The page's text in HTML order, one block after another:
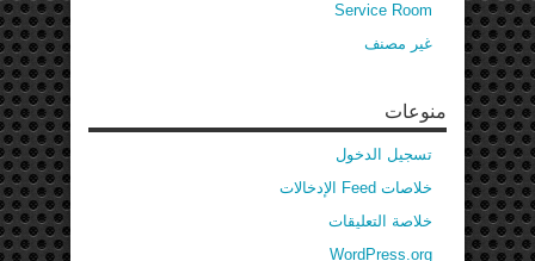
Service Room
غير مصنف
منوعات
تسجيل الدخول
خلاصات Feed الإدخالات
خلاصة التعليقات
WordPress.org